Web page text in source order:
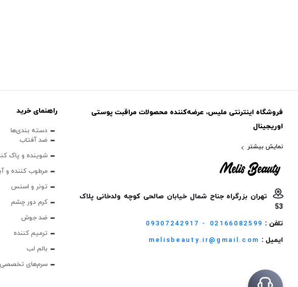
فروشگاه اینترنتی ملیس، عرضه‌کننده محصولات مراقبت پوستی
اوریجینال
نمایش بیشتر
تهران بزرگراه جناح شمال خیابان صالحی کوچه ولدخانی پلاک
53
تلفن : 09307242917 - 02166082599
ایمیل : melisbeauty.ir@gmail.com
راهنمای خرید
دسته بندی‌ها
ضد آفتاب
شوینده و پاک‌
مرطوب کننده و
تونر و اسنس
کرم دور چشم
ضد جوش
ترمیم کننده
بالم لب
سرم‌های تخصصی